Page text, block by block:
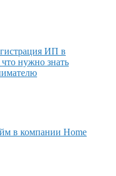
ИП в
нужно знать
в компании Home